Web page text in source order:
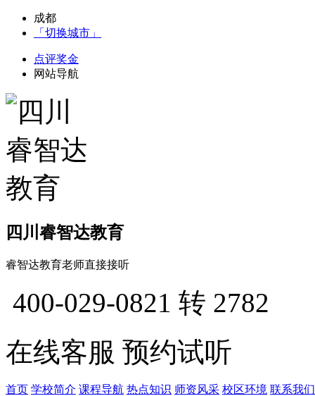
成都
「切换城市」
点评奖金
网站导航
四川睿智达教育
睿智达教育老师直接接听
400-029-0821 转 2782
在线客服 预约试听
首页 学校简介 课程导航 热点知识 师资风采 校区环境 联系我们